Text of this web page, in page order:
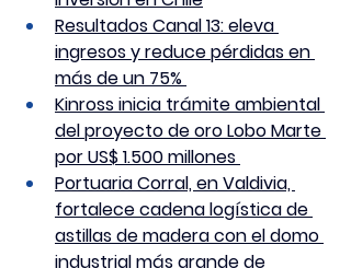
Resultados Canal 13: eleva
ingresos y reduce pérdidas en
más de un 75%
Kinross inicia trámite ambiental
del proyecto de oro Lobo Marte
por US$ 1.500 millones
Portuaria Corral, en Valdivia,
fortalece cadena logística de
astillas de madera con el domo
industrial más grande de